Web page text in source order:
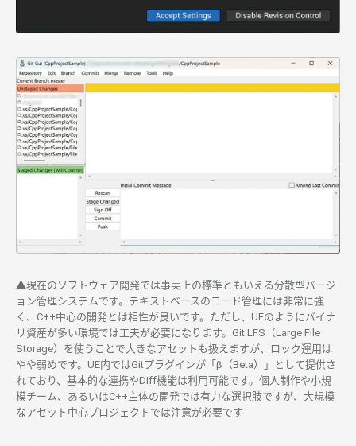
▲現在のソフトウェア開発では事実上の標準ともいえる分散型バージ
ョン管理システムです。テキストベースのコード管理には非常に強
く、C++中心の開発とは相性が良いです。ただし、UEのようにバイナ
リ資産が多い環境では工夫が必要になります。Git LFS（Large File
Storage）を使うことで大きなアセットも扱えますが、ロック運用は
やや弱めです。UE内ではGitプラグインが「β（Beta）」として提供さ
れており、基本的な連携やDiff機能は利用可能です。個人制作や小規
模チーム、あるいはC++主体の開発では有力な選択肢ですが、大規模
なアセット中心プロジェクトでは注意が必要です